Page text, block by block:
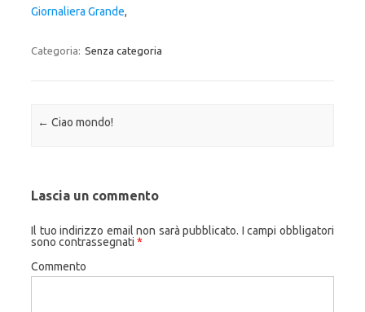
Giornaliera Grande,
Categoria: Senza categoria
Navigazione articolo
← Ciao mondo!
Lascia un commento
Il tuo indirizzo email non sarà pubblicato. I campi obbligatori
sono contrassegnati *
Commento